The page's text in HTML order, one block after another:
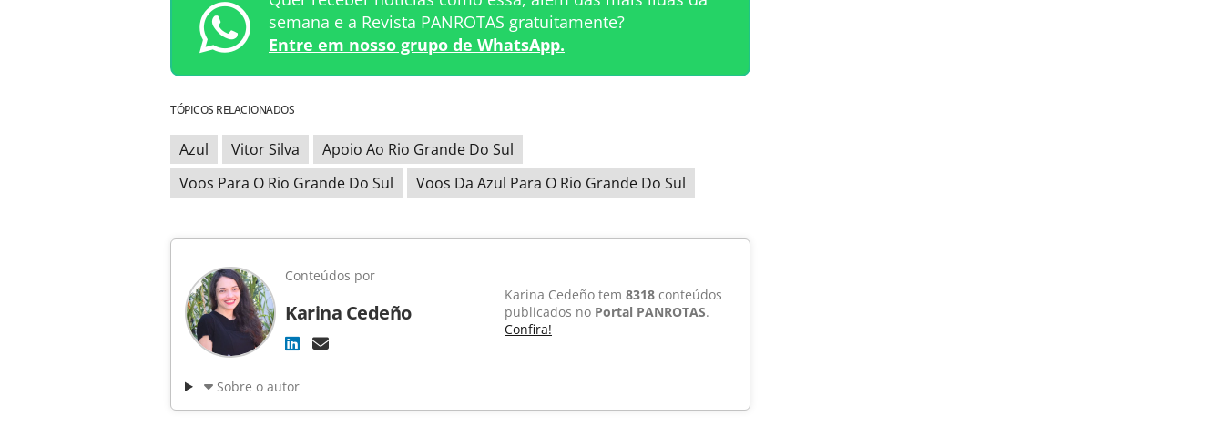
semana e a Revista PANROTAS gratuitamente?
Entre em nosso grupo de WhatsApp.
TÓPICOS RELACIONADOS
Azul Vitor Silva
Apoio Ao Rio Grande Do Sul
Voos Para O Rio Grande Do Sul
Voos Da Azul Para O Rio Grande Do Sul
Conteúdos por
Karina Cedeño
Karina Cedeño tem 8318 conteúdos
publicados no Portal PANROTAS.
Confira!
Sobre o autor